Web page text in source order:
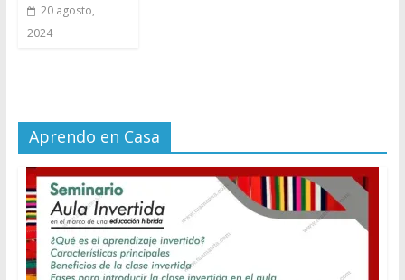
20 agosto,
2024
Aprendo en Casa